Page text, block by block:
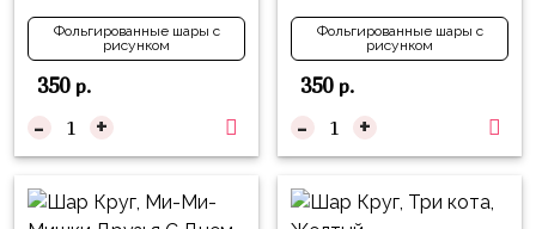
Фольгированные шары с
рисунком
350р.
- +
Фольгированные шары с
рисунком
350р.
- +
Индивидуальная
надпись
Буквы
Динозавры
Принцессы
Микки
и
Минни
Спорт